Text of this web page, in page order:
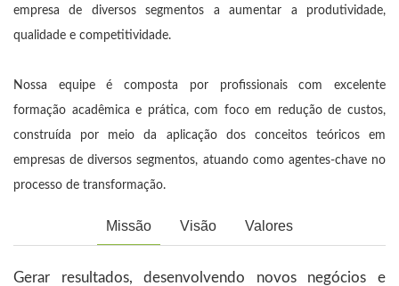
empresa de diversos segmentos a aumentar a produtividade,
qualidade e competitividade.
Nossa equipe é composta por profissionais com excelente
formação acadêmica e prática, com foco em redução de custos,
construída por meio da aplicação dos conceitos teóricos em
empresas de diversos segmentos, atuando como agentes-chave no
processo de transformação.
Missão Visão Valores
Gerar resultados, desenvolvendo novos negócios e